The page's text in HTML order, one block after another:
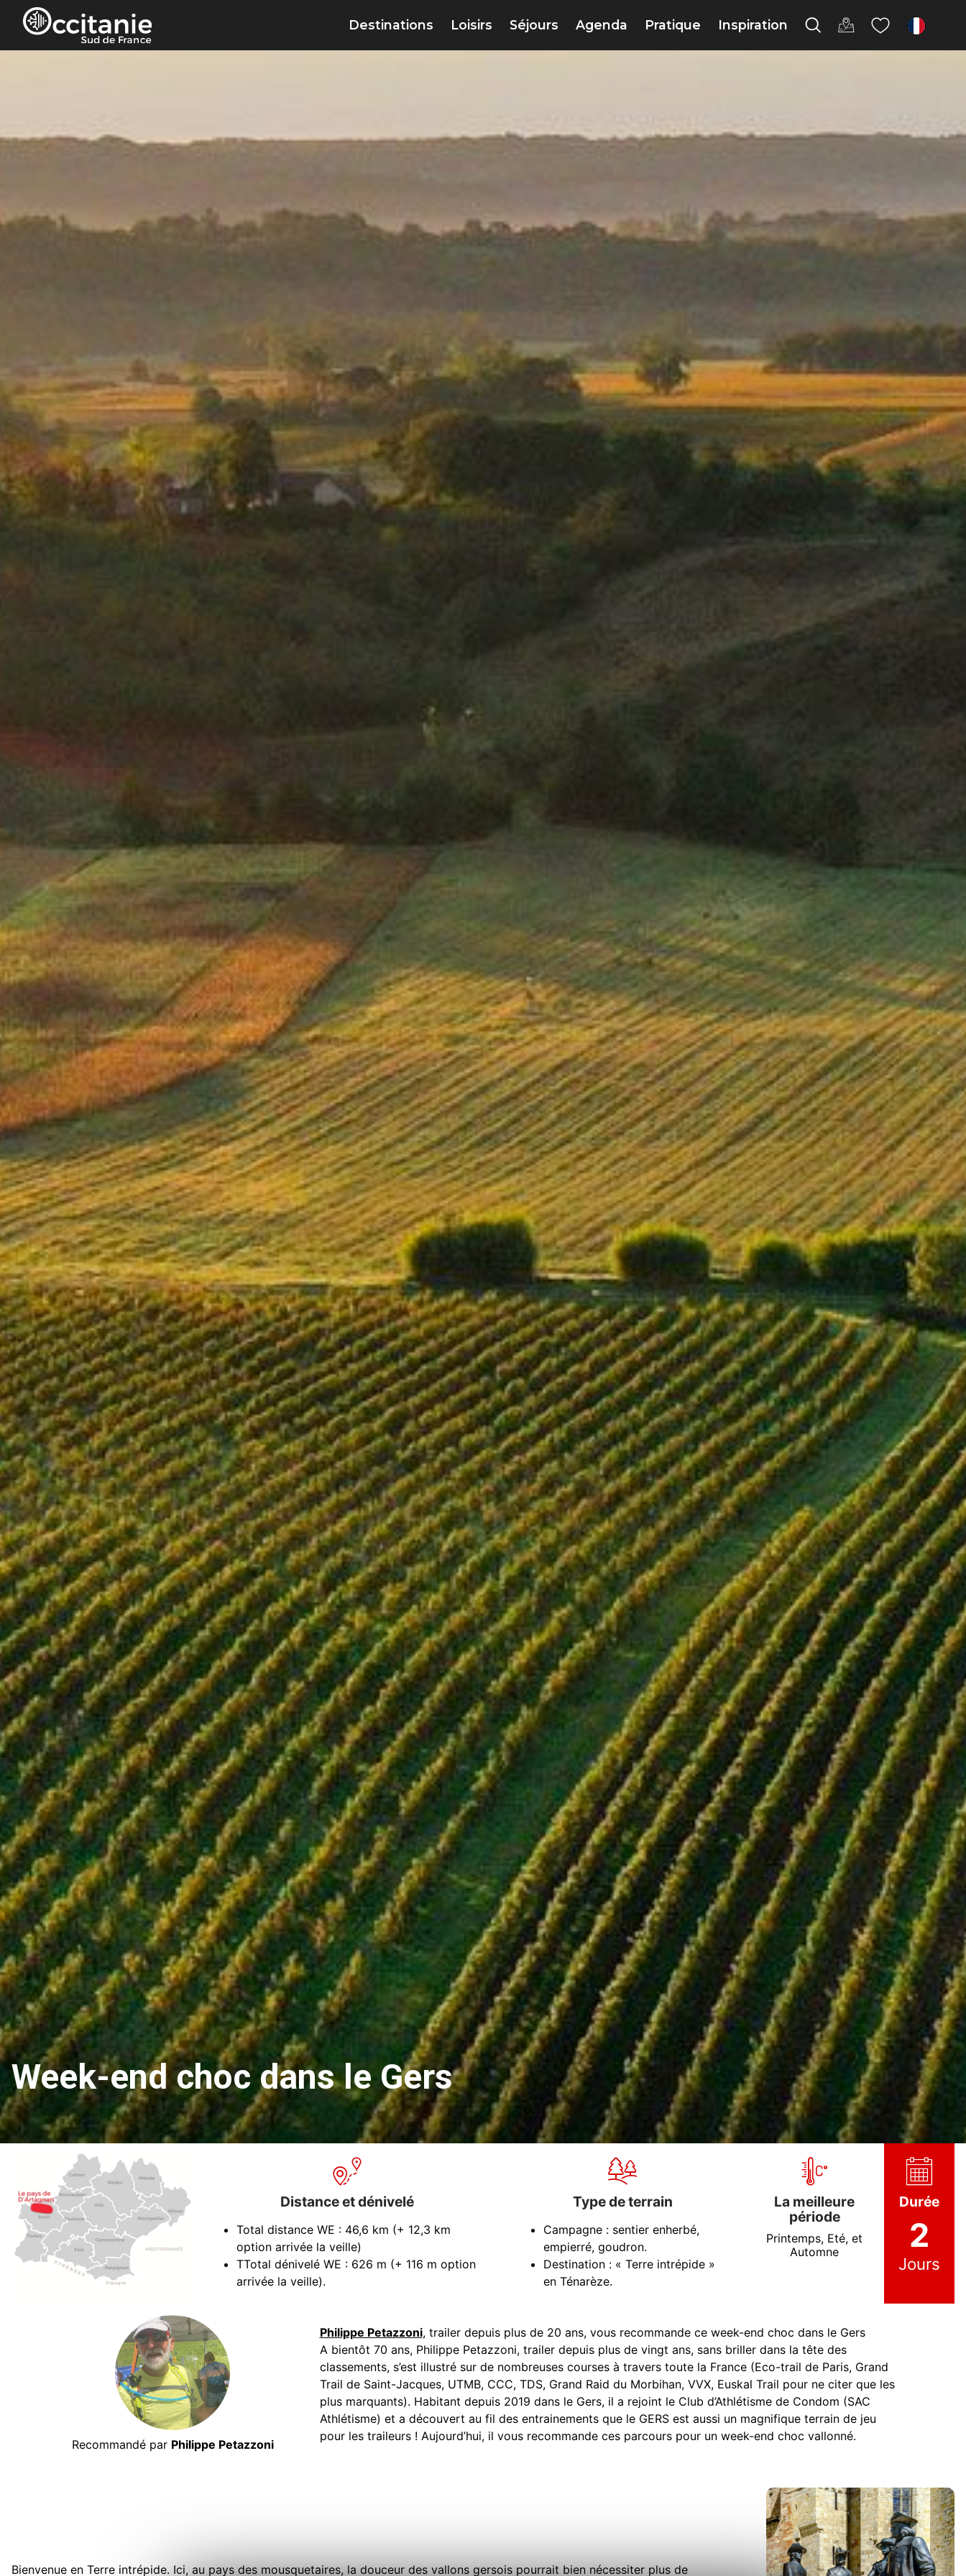
Panneau de gestion des cookies
Destinations Loisirs Séjours Agenda Pratique Inspiration fr
Week-end choc dans le Gers
Distance et dénivelé
Total distance WE : 46,6 km (+ 12,3 km
option arrivée la veille)
TTotal dénivelé WE : 626 m (+ 116 m option
arrivée la veille).
Type de terrain
Campagne : sentier enherbé,
empierré, goudron.
Destination : « Terre intrépide »
en Ténarèze.
La meilleure
période
Printemps, Eté, et
Automne
Durée
2
Jours
Philippe Petazzoni, trailer depuis plus de 20 ans, vous recommande ce week-end choc dans le Gers
A bientôt 70 ans, Philippe Petazzoni, trailer depuis plus de vingt ans, sans briller dans la tête des
classements, s’est illustré sur de nombreuses courses à travers toute la France (Eco-trail de Paris, Grand
Trail de Saint-Jacques, UTMB, CCC, TDS, Grand Raid du Morbihan, VVX, Euskal Trail pour ne citer que les
plus marquants). Habitant depuis 2019 dans le Gers, il a rejoint le Club d’Athlétisme de Condom (SAC
Athlétisme) et a découvert au fil des entrainements que le GERS est aussi un magnifique terrain de jeu
pour les traileurs ! Aujourd’hui, il vous recommande ces parcours pour un week-end choc vallonné.
Recommandé par Philippe Petazzoni
Bienvenue en Terre intrépide. Ici, au pays des mousquetaires, la douceur des vallons gersois pourrait bien nécessiter plus de